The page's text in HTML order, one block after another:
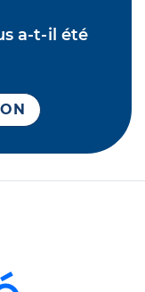
a-t-il été